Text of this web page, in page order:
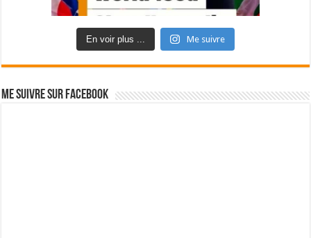
En voir plus ... Me suivre
Me suivre sur Facebook